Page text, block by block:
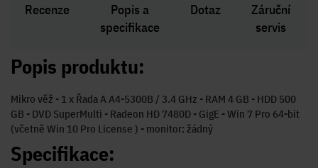
Recenze
Popis a
specifikace
Dotaz
Záruční
servis
Popis produktu:
Mikro věž - 1 x Řada A A4-5300B / 3.4 GHz - RAM 4 GB - HDD 500
GB - DVD SuperMulti - Radeon HD 7480D - GigE - Win 7 Pro 64-bit
(včetně Win 10 Pro License ) - monitor: žádný
Specifikace: